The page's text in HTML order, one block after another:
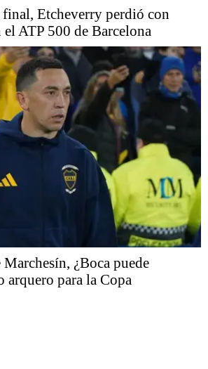
Etcheverry perdió con
ATP 500 de Barcelona
¿Boca puede
arquero para la Copa